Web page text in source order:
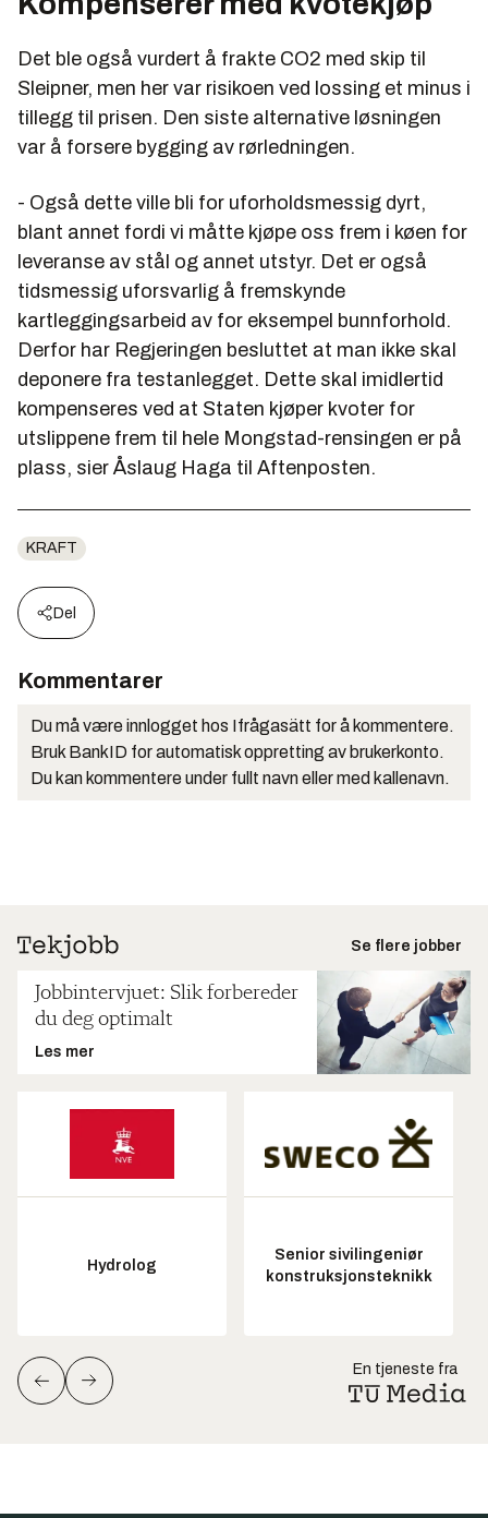
Det ble også vurdert å frakte CO2 med skip til
Sleipner, men her var risikoen ved lossing et minus i
tillegg til prisen. Den siste alternative løsningen
var å forsere bygging av rørledningen.
- Også dette ville bli for uforholdsmessig dyrt,
blant annet fordi vi måtte kjøpe oss frem i køen for
leveranse av stål og annet utstyr. Det er også
tidsmessig uforsvarlig å fremskynde
kartleggingsarbeid av for eksempel bunnforhold.
Derfor har Regjeringen besluttet at man ikke skal
deponere fra testanlegget. Dette skal imidlertid
kompenseres ved at Staten kjøper kvoter for
utslippene frem til hele Mongstad-rensingen er på
plass, sier Åslaug Haga til Aftenposten.
KRAFT
Del
Kommentarer
Du må være innlogget hos Ifrågasätt for å kommentere.
Bruk BankID for automatisk oppretting av brukerkonto.
Du kan kommentere under fullt navn eller med kallenavn.
Se flere jobber
Jobbintervjuet: Slik forbereder
du deg optimalt
Les mer
Hydrolog
Senior sivilingeniør
konstruksjonsteknikk
En tjeneste fra